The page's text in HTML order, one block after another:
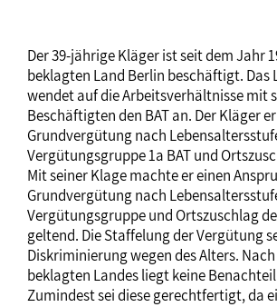
Der 39-jährige Kläger ist seit dem Jahr
beklagten Land Berlin beschäftigt. Das
wendet auf die Arbeitsverhältnisse mit
Beschäftigten den BAT an. Der Kläger
Grundvergütung nach
Vergütungsgruppe 1a BAT und
Mit seiner Klage machte er einen
Grundvergütung nach
Vergütungsgruppe und Ortszuschlag
geltend. Die Staffelung der Vergütung
Diskriminierung wegen des Alters.
beklagten Landes liegt keine
Zumindest sei diese gerechtfertigt, da